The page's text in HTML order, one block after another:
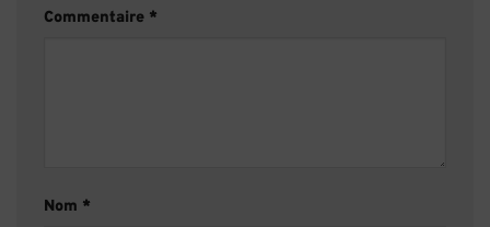
Commentaire *
Nom *